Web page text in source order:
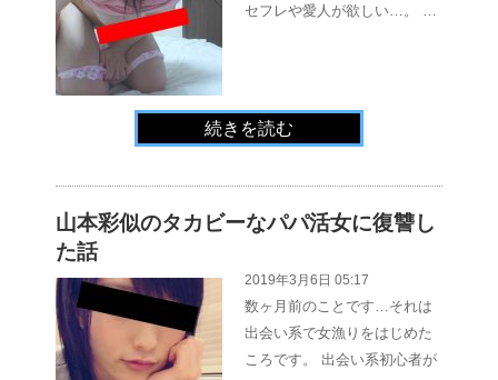
セフレや愛人が欲しい…。 …
続きを読む
山本彩似のタカビーなパパ活女に復讐し
た話
2019年3月6日 05:17
数ヶ月前のことです…それは
出会い系で女漁りをはじめた
ころです。 出会い系初心者が